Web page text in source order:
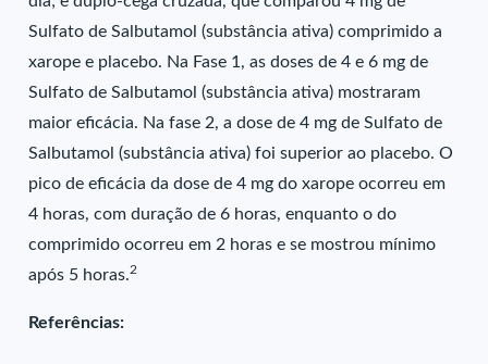
Sulfato de Salbutamol (substância ativa) comprimido a
xarope e placebo. Na Fase 1, as doses de 4 e 6 mg de
Sulfato de Salbutamol (substância ativa) mostraram
maior eficácia. Na fase 2, a dose de 4 mg de Sulfato de
Salbutamol (substância ativa) foi superior ao placebo. O
pico de eficácia da dose de 4 mg do xarope ocorreu em
4 horas, com duração de 6 horas, enquanto o do
comprimido ocorreu em 2 horas e se mostrou mínimo
após 5 horas.2
Referências: